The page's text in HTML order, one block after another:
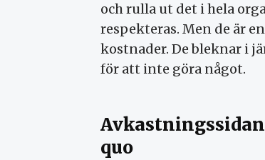
och rulla ut det i hela
respekteras. Men de är
kostnader. De bleknar i
för att inte göra något.
quo